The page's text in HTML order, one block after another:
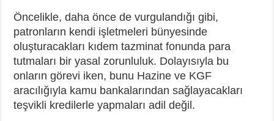
Öncelikle, daha önce de vurgulandığı gibi,
patronların kendi işletmeleri bünyesinde
oluşturacakları kıdem tazminat fonunda para
tutmaları bir yasal zorunluluk. Dolayısıyla bu
onların görevi iken, bunu Hazine ve KGF
aracılığıyla kamu bankalarından sağlayacakları
teşvikli kredilerle yapmaları adil değil.